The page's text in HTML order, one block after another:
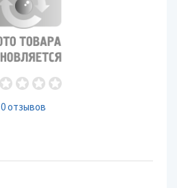
0 отзывов